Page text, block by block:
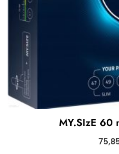
MY.SIzE 60